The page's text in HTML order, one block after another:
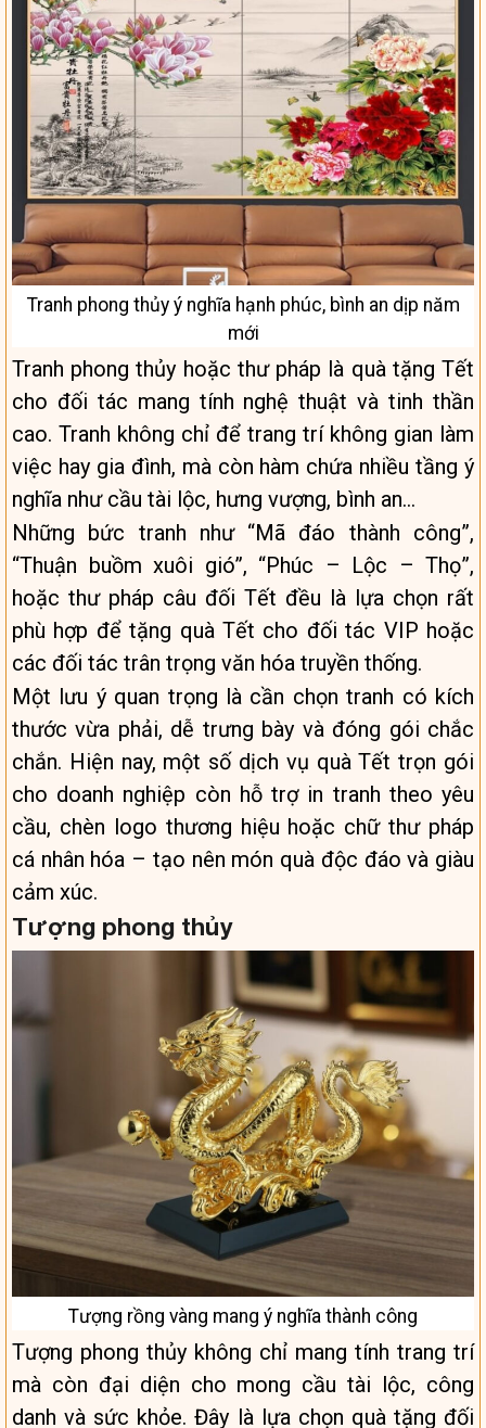
Tranh phong thủy ý nghĩa hạnh phúc, bình an dịp năm
mới
Tranh phong thủy hoặc thư pháp là quà tặng Tết
cho đối tác mang tính nghệ thuật và tinh thần
cao. Tranh không chỉ để trang trí không gian làm
việc hay gia đình, mà còn hàm chứa nhiều tầng ý
nghĩa như cầu tài lộc, hưng vượng, bình an…
Những bức tranh như “Mã đáo thành công”,
“Thuận buồm xuôi gió”, “Phúc – Lộc – Thọ”,
hoặc thư pháp câu đối Tết đều là lựa chọn rất
phù hợp để tặng quà Tết cho đối tác VIP hoặc
các đối tác trân trọng văn hóa truyền thống.
Một lưu ý quan trọng là cần chọn tranh có kích
thước vừa phải, dễ trưng bày và đóng gói chắc
chắn. Hiện nay, một số dịch vụ quà Tết trọn gói
cho doanh nghiệp còn hỗ trợ in tranh theo yêu
cầu, chèn logo thương hiệu hoặc chữ thư pháp
cá nhân hóa – tạo nên món quà độc đáo và giàu
cảm xúc.
Tượng phong thủy
Tượng rồng vàng mang ý nghĩa thành công
Tượng phong thủy không chỉ mang tính trang trí
mà còn đại diện cho mong cầu tài lộc, công
danh và sức khỏe. Đây là lựa chọn quà tặng đối